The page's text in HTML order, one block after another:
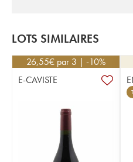
LOTS SIMILAIRES
26,55€ par 3 | -10%
E-CAVISTE